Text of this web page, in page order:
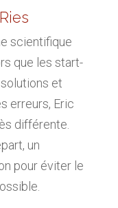
scientifique
que les start-
et
erreurs, Eric
différente.
un
pour éviter le